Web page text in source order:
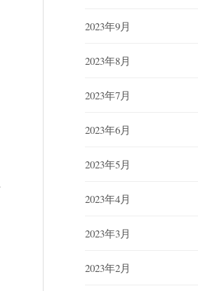
2023年9月
2023年8月
2023年7月
2023年6月
2023年5月
2023年4月
2023年3月
2023年2月